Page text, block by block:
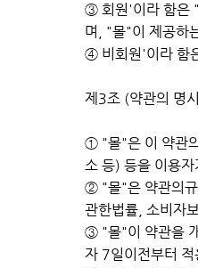
③ 회원'이라 함은
며, "몰"이 제공하
④ 비회원'이라 함
제3조 (약관의 명
① "몰"은 이 약관
소 등) 등을 이용
② "몰"은 약관의규
관한법률, 소비자
③ "몰"이 약관을
자 7일이전부터